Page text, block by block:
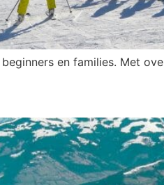
en families. Met